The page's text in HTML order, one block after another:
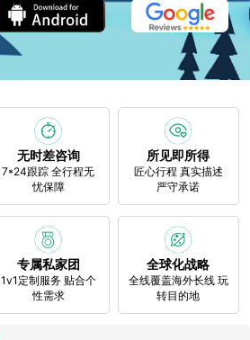
无时差咨询
7*24跟踪 全行程无
忧保障
所见即所得
匠心行程 真实描述
严守承诺
专属私家团
1v1定制服务 贴合个
性需求
全球化战略
全线覆盖海外长线 玩
转目的地